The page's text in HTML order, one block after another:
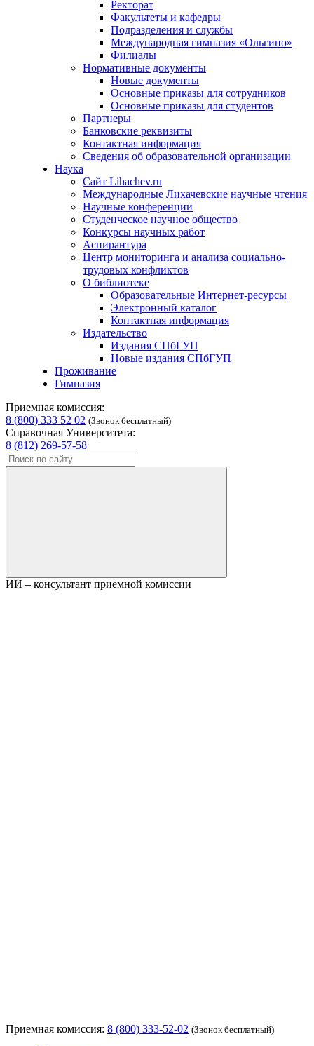
Ректорат
Факультеты и кафедры
Подразделения и службы
Международная гимназия «Ольгино»
Филиалы
Нормативные документы
Новые документы
Основные приказы для сотрудников
Основные приказы для студентов
Партнеры
Банковские реквизиты
Контактная информация
Сведения об образовательной организации
Наука
Сайт Lihachev.ru
Международные Лихачевские научные чтения
Научные конференции
Студенческое научное общество
Конкурсы научных работ
Аспирантура
Центр мониторинга и анализа социально-
трудовых конфликтов
О библиотеке
Образовательные Интернет-ресурсы
Электронный каталог
Контактная информация
Издательство
Издания СПбГУП
Новые издания СПбГУП
Проживание
Гимназия
Приемная комиссия:
8 (800) 333 52 02 (Звонок бесплатный)
Справочная Университета:
8 (812) 269-57-58
ИИ – консультант приемной комиссии
Приемная комиссия: 8 (800) 333-52-02 (Звонок бесплатный)